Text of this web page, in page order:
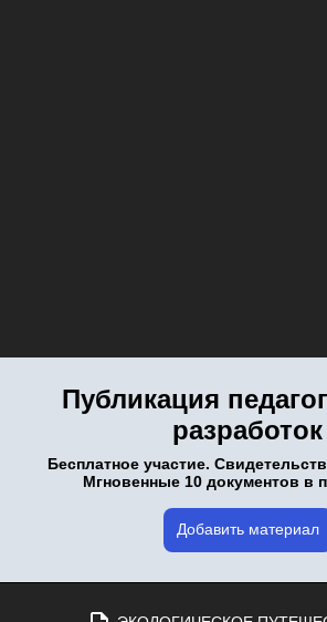
Публикация
разработок
Бесплатное участие.
Мгновенные 10 документов в
Добавить материал